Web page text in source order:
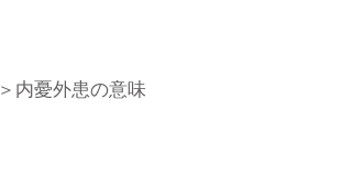
＞内憂外患の意味